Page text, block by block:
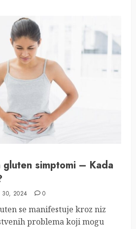
simptomi – Kada
30, 2024 0
se manifestuje kroz niz
problema koji mogu